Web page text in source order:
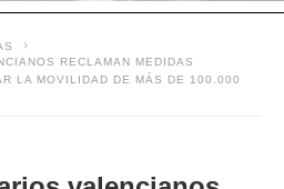
RECLAMAN MEDIDAS
LA MOVILIDAD DE MÁS DE 100.000